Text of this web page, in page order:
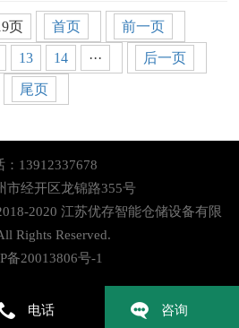
页 首页
前一页
13 14 ···
后一页
尾页
：13912337678
市经开区龙锦路355号
2020 江苏优存智能仓储设备有限
Rights Reserved.
备20013806号-1
电话 咨询